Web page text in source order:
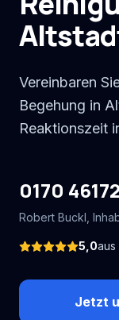
Vereinbaren
Begehung in
Reaktionszeit
0170
Robert Buckl ,
5,0aus
Jetzt